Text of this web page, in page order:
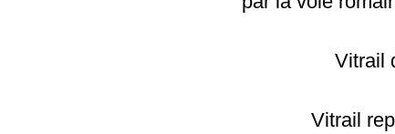
Vitrail
Vitrail